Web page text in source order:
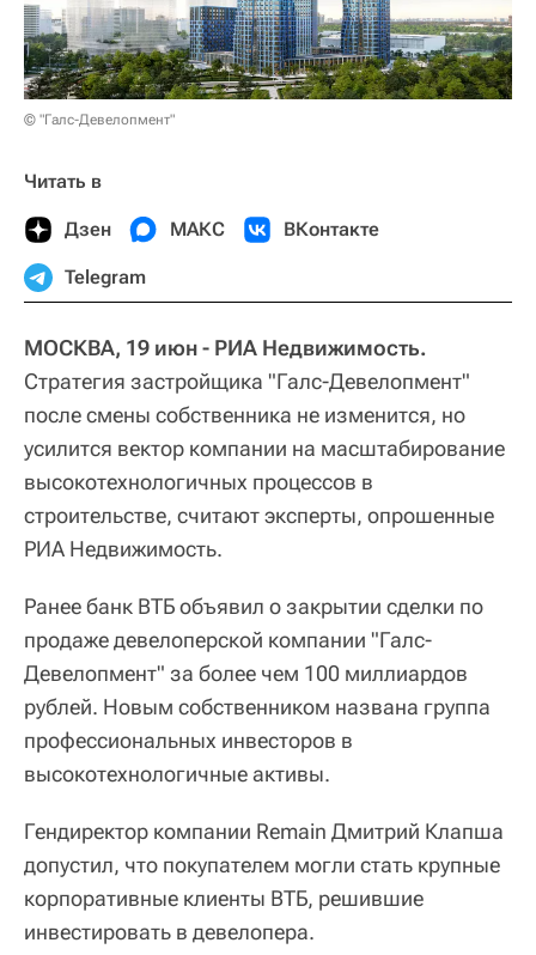
© "Галс-Девелопмент"
Читать в
Дзен МАКС ВКонтакте
Telegram
МОСКВА, 19 июн - РИА Недвижимость.
Стратегия застройщика "Галс-Девелопмент"
после смены собственника не изменится, но
усилится вектор компании на масштабирование
высокотехнологичных процессов в
строительстве, считают эксперты, опрошенные
РИА Недвижимость.
Ранее банк ВТБ объявил о закрытии сделки по
продаже девелоперской компании "Галс-
Девелопмент" за более чем 100 миллиардов
рублей. Новым собственником названа группа
профессиональных инвесторов в
высокотехнологичные активы.
Гендиректор компании Remain Дмитрий Клапша
допустил, что покупателем могли стать крупные
корпоративные клиенты ВТБ, решившие
инвестировать в девелопера.